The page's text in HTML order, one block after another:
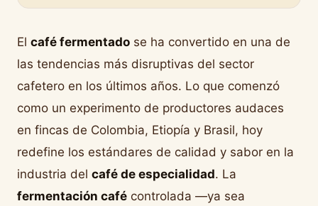
El café fermentado se ha convertido en una de
las tendencias más disruptivas del sector
cafetero en los últimos años. Lo que comenzó
como un experimento de productores audaces
en fincas de Colombia, Etiopía y Brasil, hoy
redefine los estándares de calidad y sabor en la
industria del café de especialidad. La
fermentación café controlada —ya sea